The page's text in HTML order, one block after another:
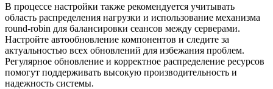
В процессе настройки также рекомендуется учитывать
область распределения нагрузки и использование механизма
round-robin для балансировки сеансов между серверами.
Настройте автообновление компонентов и следите за
актуальностью всех обновлений для избежания проблем.
Регулярное обновление и корректное распределение ресурсов
помогут поддерживать высокую производительность и
надежность системы.